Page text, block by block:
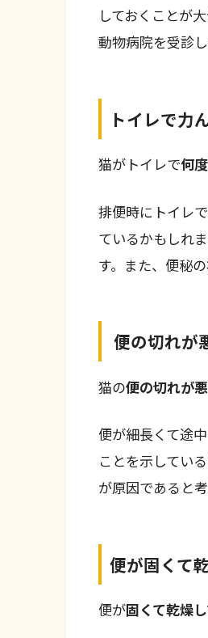
しておくことが
動物病院を受診し
トイレで力
猫がトイレで何
排便時にトイレ
ているかもしれ
す。また、便秘
便の切れが
猫の便の切れが
便が細長くて途
ことを示してい
が原因であると
便が固くて
便が固くて乾燥